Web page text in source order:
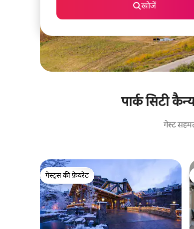
खोजें
पार्क सिटी
गेस्ट
गेस्ट्स की फ़ेवरेट
गेस्ट्स की फ़ेवरेट